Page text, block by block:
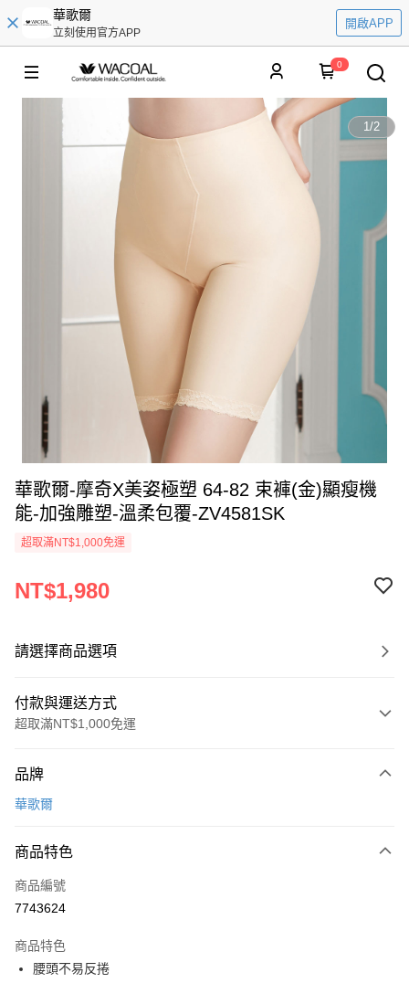
華歌爾
立刻使用官方APP
開啟APP
0
1/2
華歌爾-摩奇X美姿極塑 64-82 束褲(金)顯瘦機
能-加強雕塑-溫柔包覆-ZV4581SK
超取滿NT$1,000免運
NT$1,980
請選擇商品選項
付款與運送方式
超取滿NT$1,000免運
信用卡一次付款
LINE Pay
街口支付
運送方式
品牌
華歌爾
商品特色
商品編號
7743624
商品特色
腰頭不易反捲